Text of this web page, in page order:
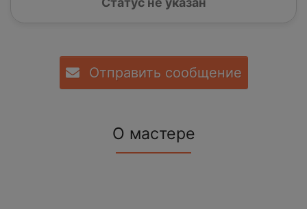
Отправить сообщение
О мастере